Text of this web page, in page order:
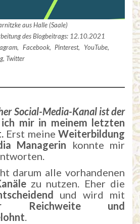
aus Halle (Saale)
des Blogbeitrags: 12.10.2021
Facebook, Pinterest, YouTube,
Twitter
Social-Media-Kanal ist der
mir in meinem letzten
Erst meineWeiterbildung
Managerin konnte mir
darum alle vorhandenen
zu nutzen. Eher die
und wird mit
Reichweite und
.